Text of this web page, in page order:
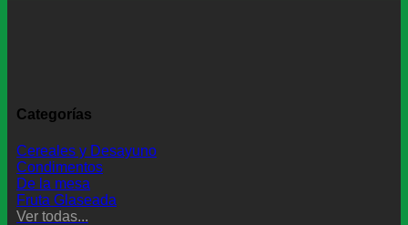
Categorías
Cereales y Desayuno
Condimentos
De la mesa
Fruta Glaseada
Ver todas...